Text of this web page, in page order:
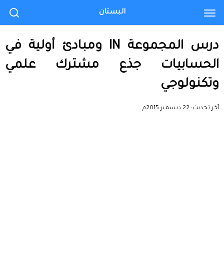
درس المجموعة IN ومبادئ أولية في
الحسابيات جذع مشترك علمي
وتكنولوجي
آخر تحديث: 22 ديسمبر 2015م
البستان